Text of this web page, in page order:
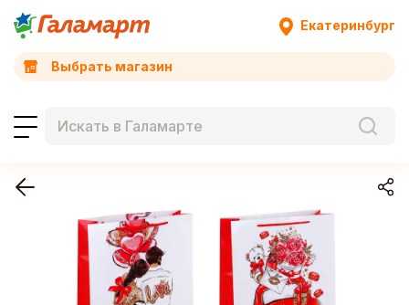
Екатеринбург
Выбрать магазин